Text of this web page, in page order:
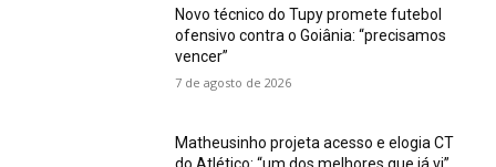
Novo técnico do Tupy promete futebol
ofensivo contra o Goiânia: “precisamos
vencer”
7 de agosto de 2026
Matheusinho projeta acesso e elogia CT